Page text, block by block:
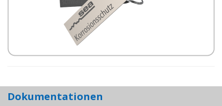
Dokumentationen